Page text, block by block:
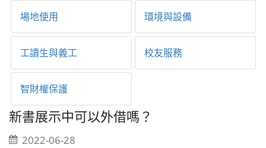
場地使用 環境與設備
工讀生與義工 校友服務
智財權保護
新書展示中可以外借嗎？
2022-06-28